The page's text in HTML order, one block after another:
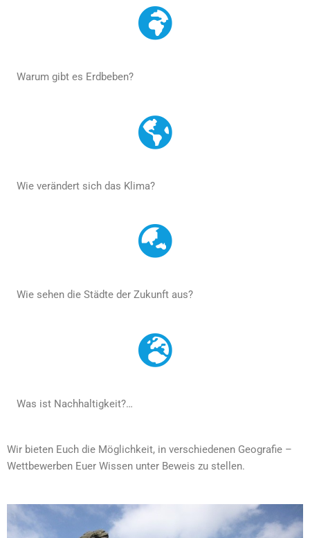
Warum gibt es Erdbeben?
Wie verändert sich das Klima?
Wie sehen die Städte der Zukunft aus?
Was ist Nachhaltigkeit?…
Wir bieten Euch die Möglichkeit, in verschiedenen Geografie –
Wettbewerben Euer Wissen unter Beweis zu stellen.